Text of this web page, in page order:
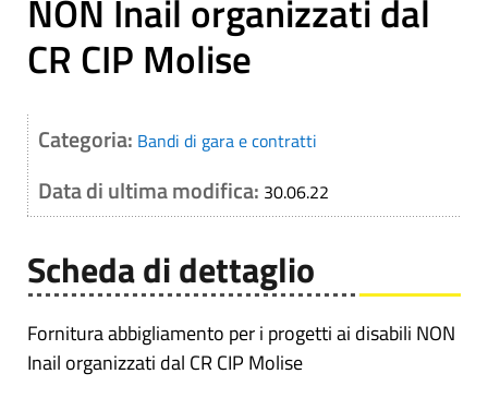
NON Inail organizzati dal
CR CIP Molise
Categoria: Bandi di gara e contratti
Data di ultima modifica: 30.06.22
Scheda di dettaglio
Fornitura abbigliamento per i progetti ai disabili NON
Inail organizzati dal CR CIP Molise